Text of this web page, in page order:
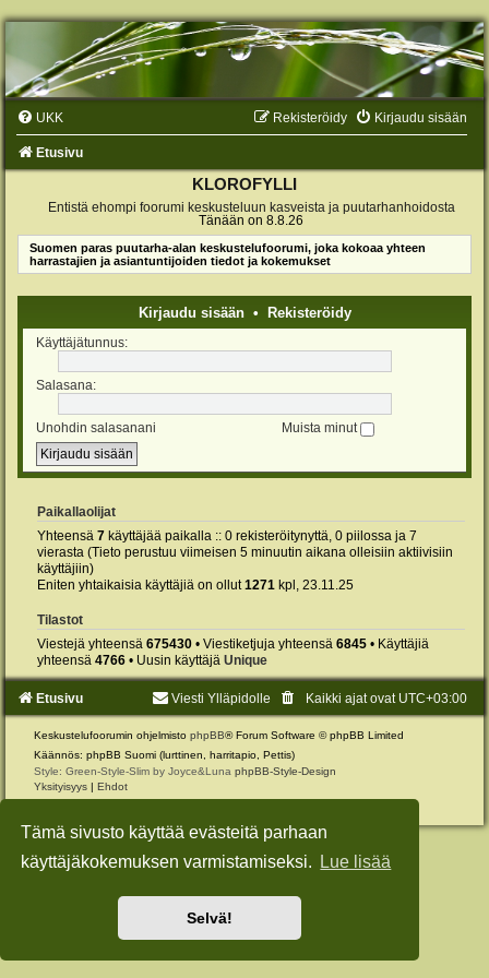
Tämä sivusto käyttää evästeitä parhaan
käyttäjäkokemuksen varmistamiseksi.
Lue lisää
Selvä!
UKK Kirjaudu sisään
Rekisteröidy
Etusivu
KLOROFYLLI
Entistä ehompi foorumi keskusteluun kasveista ja puutarhanhoidosta
Tänään on 8.8.26
Suomen paras puutarha-alan keskustelufoorumi, joka kokoaa yhteen
harrastajien ja asiantuntijoiden tiedot ja kokemukset
Kirjaudu sisään• Rekisteröidy
Käyttäjätunnus:
Salasana:
Unohdin salasanani Muista minut
Paikallaolijat
Yhteensä 7 käyttäjää paikalla :: 0 rekisteröitynyttä, 0 piilossa ja 7
vierasta (Tieto perustuu viimeisen 5 minuutin aikana olleisiin aktiivisiin
käyttäjiin)
Eniten yhtaikaisia käyttäjiä on ollut1271 kpl, 23.11.25
Tilastot
Viestejä yhteensä 675430 • Viestiketjuja yhteensä 6845 • Käyttäjiä
yhteensä 4766 • Uusin käyttäjä Unique
Etusivu Kaikki ajat ovat UTC+03:00
Viesti Ylläpidolle
Keskustelufoorumin ohjelmisto phpBB® Forum Software © phpBB Limited
Käännös: phpBB Suomi (lurttinen, harritapio, Pettis)
Style: Green-Style-Slim by Joyce&Luna phpBB-Style-Design
Yksityisyys | Ehdot